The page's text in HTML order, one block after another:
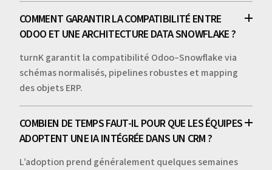
COMMENT GARANTIR LA COMPATIBILITÉ ENTRE
ODOO ET UNE ARCHITECTURE DATA SNOWFLAKE ?
turnK garantit la compatibilité Odoo–Snowflake via
schémas normalisés, pipelines robustes et mapping
des objets ERP.
COMBIEN DE TEMPS FAUT-IL POUR QUE LES ÉQUIPES
ADOPTENT UNE IA INTÉGRÉE DANS UN CRM ?
L’adoption prend généralement quelques semaines